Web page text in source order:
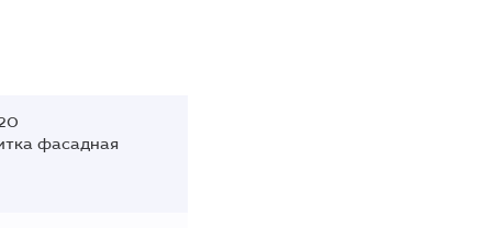
фасадная